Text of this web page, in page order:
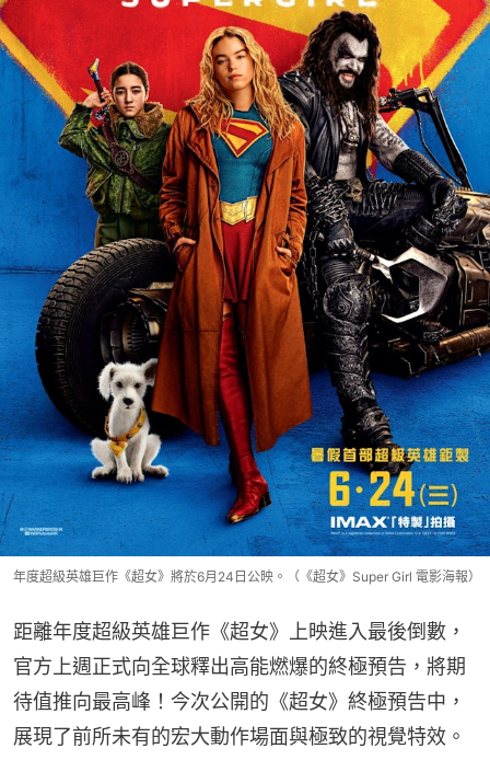
年度超級英雄巨作《超女》將於6月24日公映。（《超女》Super Girl 電影海報）
距離年度超級英雄巨作《超女》上映進入最後倒數，
官方上週正式向全球釋出高能燃爆的終極預告，將期
待值推向最高峰！今次公開的《超女》終極預告中，
展現了前所未有的宏大動作場面與極致的視覺特效。